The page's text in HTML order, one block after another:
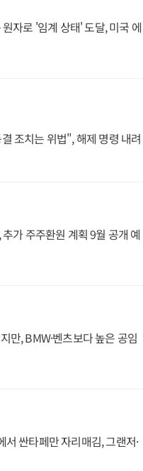
자로 '임계 상태' 도달, 미국 에
조치는 위법", 해제 명령 내려
가 주주환원 계획 9월 공개 예
만, BMW·벤츠보다 높은 공임
싼타페만 자리매김, 그랜저·